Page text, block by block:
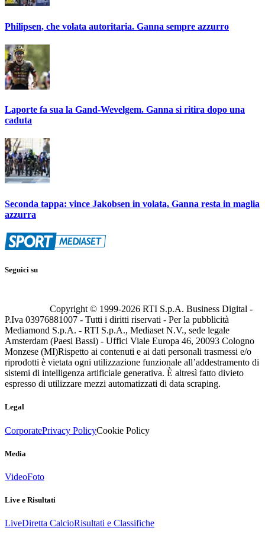
Philipsen, che volata autoritaria. Ganna sempre azzurro
Laporte fa sua la Gand-Wevelgem. Ganna si ritira dopo una
caduta
Seconda tappa: vince Jakobsen in volata, Ganna resta in maglia
azzurra
Seguici su
Copyright © 1999-2026 RTI S.p.A. Business Digital -
P.Iva 03976881007 - Tutti i diritti riservati - Per la pubblicità
Mediamond S.p.A. - RTI S.p.A., Mediaset N.V., sede legale
Amsterdam (Paesi Bassi) - Uffici Viale Europa 46, 20093 Cologno
Monzese (MI)Rispetto ai contenuti e ai dati personali trasmessi e/o
riprodotti è vietata ogni utilizzazione funzionale all’addestramento di
sistemi di intelligenza artificiale generativa. È altresì fatto divieto
espresso di utilizzare mezzi automatizzati di data scraping.
Legal
CorporatePrivacy PolicyCookie Policy
Media
VideoFoto
Live e Risultati
LiveDiretta CalcioRisultati e Classifiche